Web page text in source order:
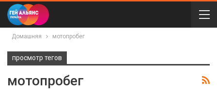
Домашняя мотопробег
просмотр тегов
мотопробег